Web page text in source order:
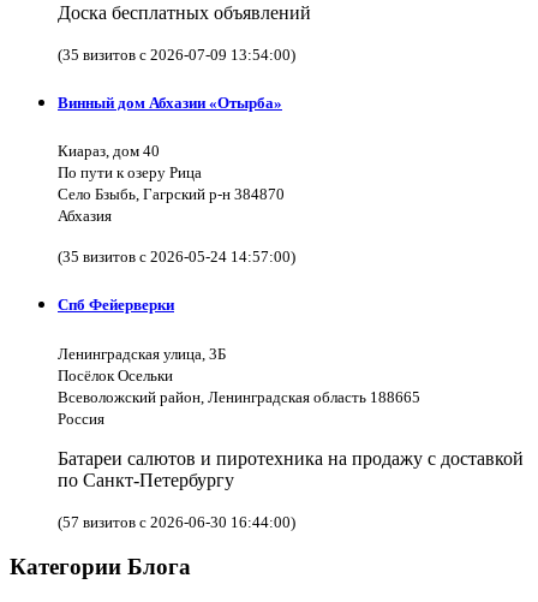
Доска бесплатных объявлений
(35 визитов с 2026-07-09 13:54:00)
Винный дом Абхазии «Отырба»
Киараз, дом 40
По пути к озеру Рица
Село Бзыбь, Гагрский р-н 384870
Абхазия
(35 визитов с 2026-05-24 14:57:00)
Спб Фейерверки
Ленинградская улица, 3Б
Посёлок Осельки
Всеволожский район, Ленинградская область 188665
Россия
Батареи салютов и пиротехника на продажу с доставкой
по Санкт-Петербургу
(57 визитов с 2026-06-30 16:44:00)
Категории Блога